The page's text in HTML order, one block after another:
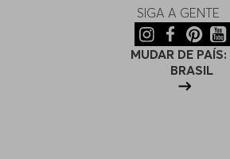
SIGA A GENTE
MUDAR DE PAÍS:
BRASIL